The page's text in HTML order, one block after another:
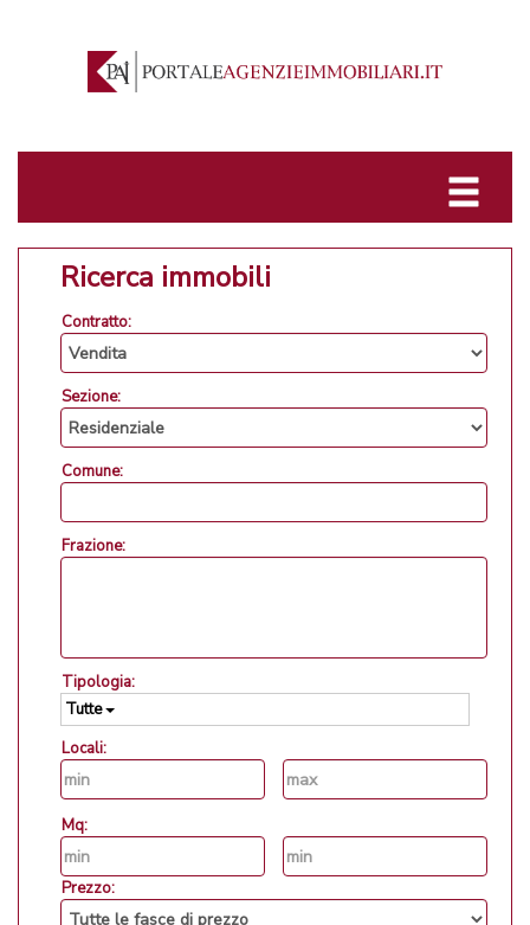
Ricerca immobili
Contratto:
Sezione:
Comune:
Frazione:
Tipologia:
Tutte
Locali:
Mq:
Prezzo: